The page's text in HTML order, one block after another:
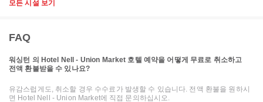
모든 시설 보기
FAQ
워싱턴 의 Hotel Nell - Union Market 호텔 예약을 어떻게 무료로 취소하고
전액 환불받을 수 있나요?
유감스럽게도, 취소할 경우 수수료가 발생할 수 있습니다. 전액 환불을 원하시
면 Hotel Nell - Union Market에 직접 문의하십시오.